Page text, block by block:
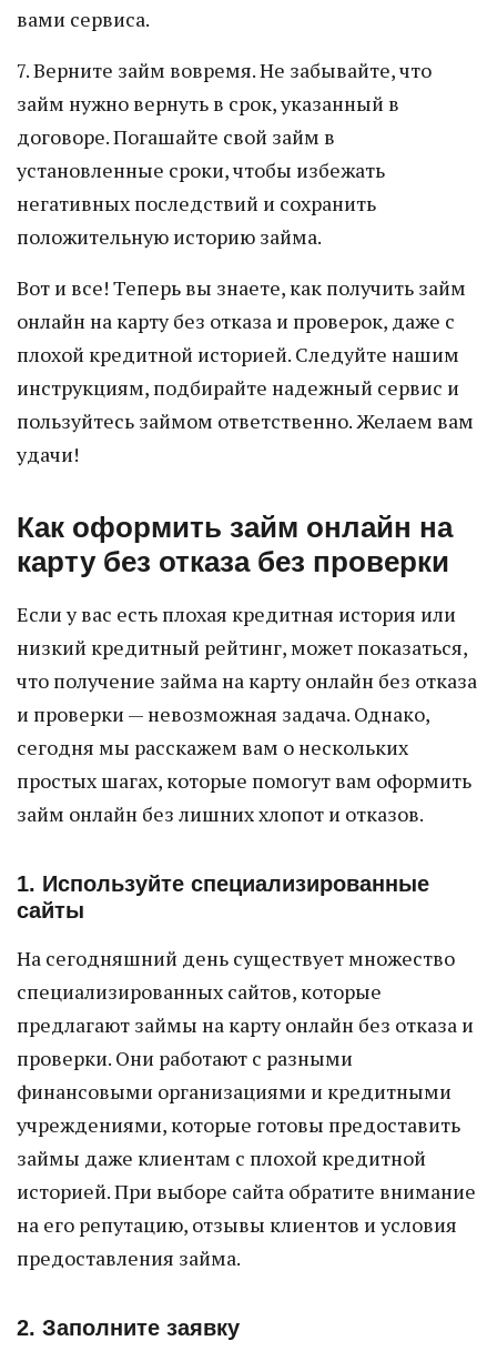
вами сервиса.
7. Верните займ вовремя. Не забывайте, что
займ нужно вернуть в срок, указанный в
договоре. Погашайте свой займ в
установленные сроки, чтобы избежать
негативных последствий и сохранить
положительную историю займа.
Вот и все! Теперь вы знаете, как получить займ
онлайн на карту без отказа и проверок, даже с
плохой кредитной историей. Следуйте нашим
инструкциям, подбирайте надежный сервис и
пользуйтесь займом ответственно. Желаем вам
удачи!
Как оформить займ онлайн на
карту без отказа без проверки
Если у вас есть плохая кредитная история или
низкий кредитный рейтинг, может показаться,
что получение займа на карту онлайн без отказа
и проверки — невозможная задача. Однако,
сегодня мы расскажем вам о нескольких
простых шагах, которые помогут вам оформить
займ онлайн без лишних хлопот и отказов.
1. Используйте специализированные
сайты
На сегодняшний день существует множество
специализированных сайтов, которые
предлагают займы на карту онлайн без отказа и
проверки. Они работают с разными
финансовыми организациями и кредитными
учреждениями, которые готовы предоставить
займы даже клиентам с плохой кредитной
историей. При выборе сайта обратите внимание
на его репутацию, отзывы клиентов и условия
предоставления займа.
2. Заполните заявку